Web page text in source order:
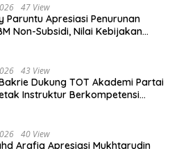
47 View
Paruntu Apresiasi Penurunan
Non-Subsidi, Nilai Kebijakan
43 View
Dukung TOT Akademi Partai
Instruktur Berkompetensi
40 View
Arafiq Apresiasi Mukhtarudin